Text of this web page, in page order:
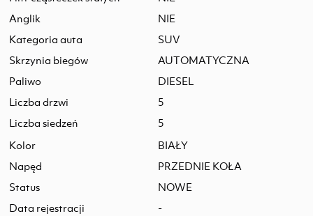
Anglik
NIE
Kategoria auta
SUV
Skrzynia biegów
AUTOMATYCZNA
Paliwo
DIESEL
Liczba drzwi
5
Liczba siedzeń
5
Kolor
BIAŁY
Napęd
PRZEDNIE KOŁA
Status
NOWE
Data rejestracji
-